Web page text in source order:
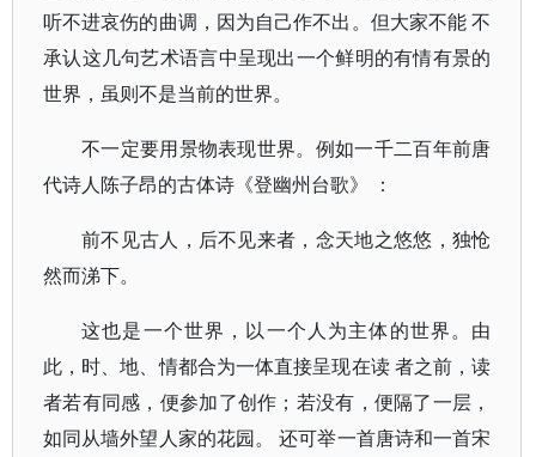
听不进哀伤的曲调，因为自己作不出。但大家不能 不
承认这几句艺术语言中呈现出一个鲜明的有情有景的
世界，虽则不是当前的世界。
不一定要用景物表现世界。例如一千二百年前唐
代诗人陈子昂的古体诗《登幽州台歌》 ：
前不见古人，后不见来者，念天地之悠悠，独怆
然而涕下。
这也是一个世界，以一个人为主体的世界。由
此，时、地、情都合为一体直接呈现在读 者之前，读
者若有同感，便参加了创作；若没有，便隔了一层，
如同从墙外望人家的花园。 还可举一首唐诗和一首宋